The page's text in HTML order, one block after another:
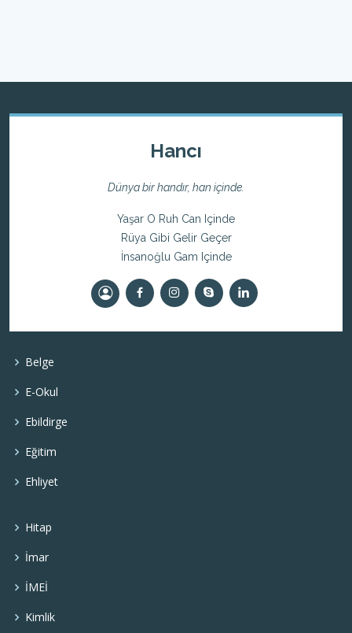
Hancı
Dünya bir handır, han içinde.
Yaşar O Ruh Can Içinde
Rüya Gibi Gelir Geçer
İnsanoğlu Gam Içinde
Belge
E-Okul
Ebildirge
Eğitim
Ehliyet
Hitap
İmar
İMEİ
Kimlik